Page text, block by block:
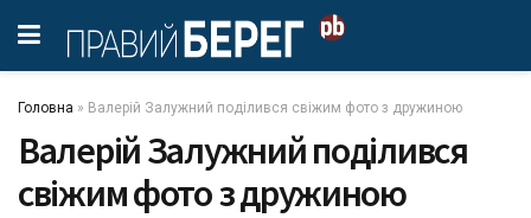
Головна » Валерій Залужний поділився свіжим фото з дружиною
Валерій Залужний поділився
свіжим фото з дружиною